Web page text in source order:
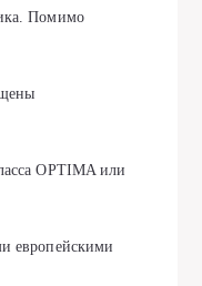
Помимо
OPTIMA или
европейскими